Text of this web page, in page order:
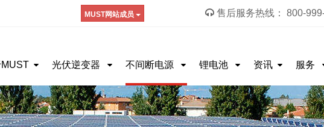
售后服务热线： 800-
MUST网站成员
光伏逆变器 不间断电源 锂电池 资讯 服务